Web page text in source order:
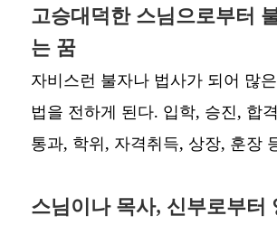
고승대덕한 스님으로부터
는 꿈
자비스런 불자나 법사가 되어 많
법을 전하게 된다. 입학, 승진, 합
통과, 학위, 자격취득, 상장, 훈장
스님이나 목사, 신부로부터